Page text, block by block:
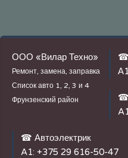
ООО «Вилар Техно»
Ремонт, замена, заправка
Список авто 1, 2, 3 и 4
Фрунзенский район
☎
☎
☎ Автоэлектрик
A1: +375 29 616-50-47